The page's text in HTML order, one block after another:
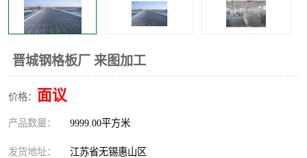
晋城钢格板厂 来图加工
价格： 面议
产品数量： 9999.00平方米
发货地址： 江苏省无锡惠山区